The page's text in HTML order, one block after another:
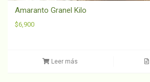
Amaranto Granel Kilo
$6,900
Leer más